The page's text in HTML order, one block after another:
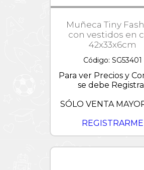
Muñeca Tiny
con vestidos en
42x33x6cm
Código: SG53401
Para ver Precios y
se debe
SÓLO VENTA
REGISTRARME